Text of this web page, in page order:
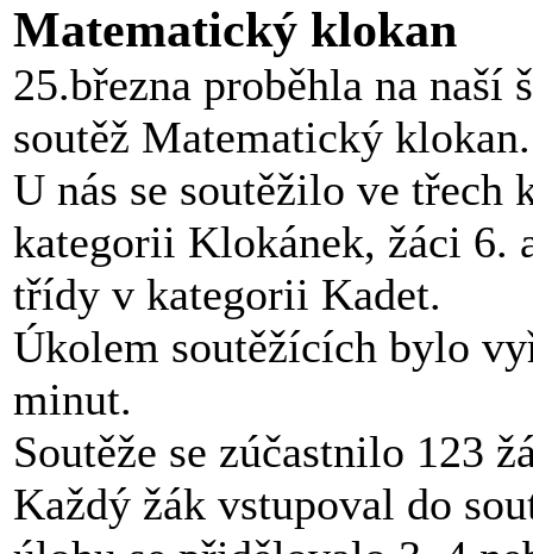
Matematický klokan
25.března proběhla na naší
soutěž Matematický klokan.
U nás se soutěžilo ve
kategorii Klokánek, žáci 6.
třídy v kategorii Kadet.
Úkolem soutěžících bylo
minut.
Soutěže se zúčastnilo 123
Každý žák vstupoval do